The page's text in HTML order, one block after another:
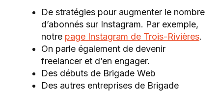
De stratégies pour augmenter le nombre
d’abonnés sur Instagram. Par exemple,
notre page Instagram de Trois-Rivières.
On parle également de devenir
freelancer et d’en engager.
Des débuts de Brigade Web
Des autres entreprises de Brigade